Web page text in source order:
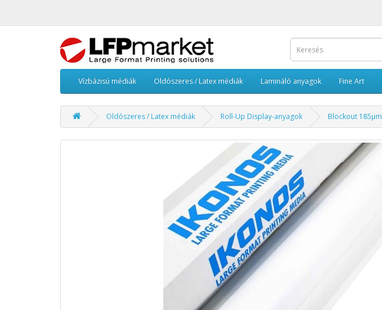
Vízbázisú médiák Oldószeres / Latex médiák Lamináló anyagok Fine Art
Oldószeres / Latex médiák Roll-Up Display-anyagok Blockout 185µm